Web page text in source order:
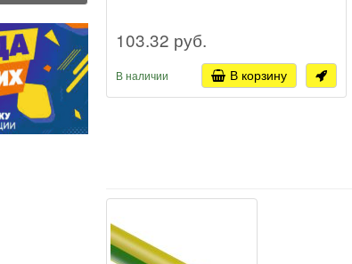
103.32 руб.
В наличии В корзину